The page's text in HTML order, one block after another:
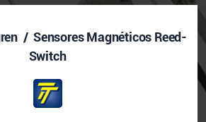
/ Sensores Magnéticos Reed-
Switch